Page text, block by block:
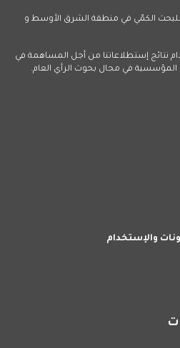
للبحث الكمّي في منطقة الشرق الأوسط و
نتائج إستطلاعاتنا من أجل المساهمة في
المؤسسية في مجال بحوث الرأي العام.
والإستخدام